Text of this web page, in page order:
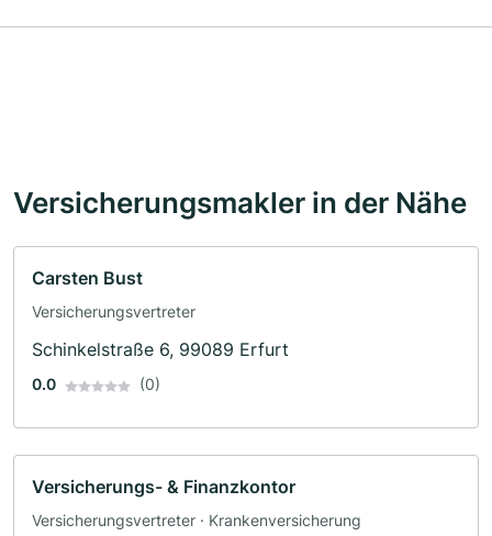
Versicherungsmakler in der Nähe
Carsten Bust
Versicherungsvertreter
Schinkelstraße 6, 99089 Erfurt
0.0 (0)
Versicherungs- & Finanzkontor
Versicherungsvertreter · Krankenversicherung